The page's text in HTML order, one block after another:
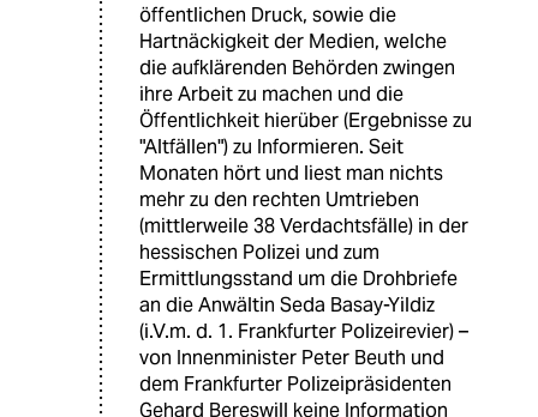
öffentlichen Druck, sowie die
Hartnäckigkeit der Medien, welche
die aufklärenden Behörden zwingen
ihre Arbeit zu machen und die
Öffentlichkeit hierüber (Ergebnisse zu
"Altfällen") zu Informieren. Seit
Monaten hört und liest man nichts
mehr zu den rechten Umtrieben
(mittlerweile 38 Verdachtsfälle) in der
hessischen Polizei und zum
Ermittlungsstand um die Drohbriefe
an die Anwältin Seda Basay-Yildiz
(i.V.m. d. 1. Frankfurter Polizeirevier) –
von Innenminister Peter Beuth und
dem Frankfurter Polizeipräsidenten
Gehard Bereswill keine Information